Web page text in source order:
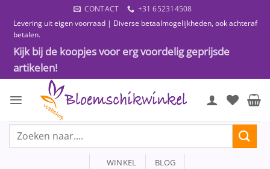
naar
inhoud
CONTACT
+31 652314508
Levering uit eigen voorraad | Diverse betaalmogelijkheden, ook achteraf
betalen.
Kijk bij de koopjes voor erg voordelig geprijsde
artikelen!
Zoeken
WINKEL BLOG